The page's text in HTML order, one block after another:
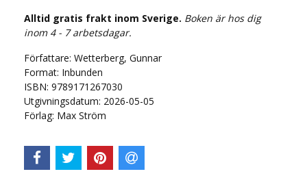
Alltid gratis frakt inom Sverige. Boken är hos dig
inom 4 - 7 arbetsdagar.
Författare: Wetterberg, Gunnar
Format: Inbunden
ISBN: 9789171267030
Utgivningsdatum: 2026-05-05
Förlag: Max Ström